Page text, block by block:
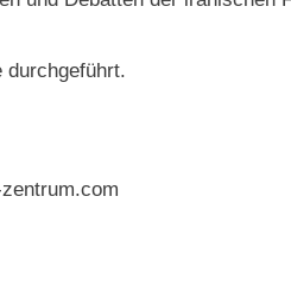
durchgeführt.